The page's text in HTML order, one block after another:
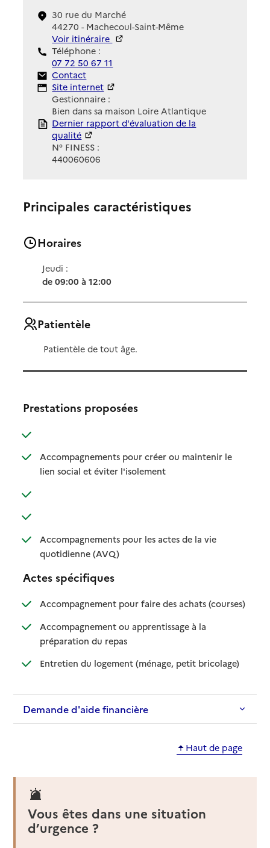
30 rue du Marché
44270 - Machecoul-Saint-Même
Voir itinéraire
Téléphone :
07 72 50 67 11
Contact
Contact
Site Internet
Site internet
Gestionnaire :
Bien dans sa maison Loire Atlantique
Rapport HAS
Dernier rapport d'évaluation de la
qualité
N° FINESS :
440060606
Principales caractéristiques
Horaires
Jeudi :
de 09:00 à 12:00
Patientèle
Patientèle de tout âge.
Prestations proposées
: disponible
: non disponible
Accompagnements pour créer ou maintenir le
lien social et éviter l'isolement: disponible
: non disponible
: disponible
: non disponible
: disponible
: non disponible
Accompagnements pour les actes de la vie
quotidienne (AVQ): disponible
: non disponible
Actes spécifiques
Accompagnement pour faire des achats (courses)
:
: non
Accompagnement ou apprentissage à la
préparation du repas: disponible
: non disponible
Entretien du logement (ménage, petit bricolage): disponible
: non
Demande d'aide financière
Haut de page
Vous êtes dans une situation
d’urgence ?